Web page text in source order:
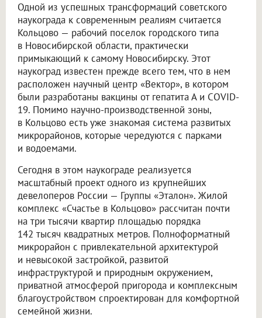
Одной из успешных трансформаций советского
наукограда к современным реалиям считается
Кольцово — рабочий поселок городского типа
в Новосибирской области, практически
примыкающий к самому Новосибирску. Этот
наукоград известен прежде всего тем, что в нем
расположен научный центр «Вектор», в котором
были разработаны вакцины от гепатита А и COVID-
19. Помимо научно-производственной зоны,
в Кольцово есть уже знакомая система развитых
микрорайонов, которые чередуются с парками
и водоемами.
Сегодня в этом наукограде реализуется
масштабный проект одного из крупнейших
девелоперов России — Группы «Эталон». Жилой
комплекс «Счастье в Кольцово» рассчитан почти
на три тысячи квартир площадью порядка
142 тысяч квадратных метров. Полноформатный
микрорайон с привлекательной архитектурой
и невысокой застройкой, развитой
инфраструктурой и природным окружением,
приватной атмосферой пригорода и комплексным
благоустройством спроектирован для комфортной
семейной жизни.